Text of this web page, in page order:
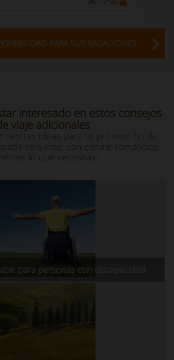
PARA SUS VACACIONES.
interesado en estos consejos
viaje adicionales
ideas para tu próximo fin de
relajante, con cena o romántica:
lo que necesitas!
para personas con discapacidad.